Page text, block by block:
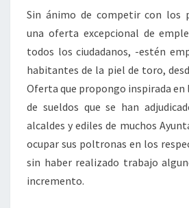
Sin ánimo de competir con los
una oferta excepcional de
todos los ciudadanos, -estén
habitantes de la piel de toro,
Oferta que propongo inspirada en
de sueldos que se han
alcaldes y ediles de muchos
ocupar sus poltronas en los
sin haber realizado trabajo
incremento.